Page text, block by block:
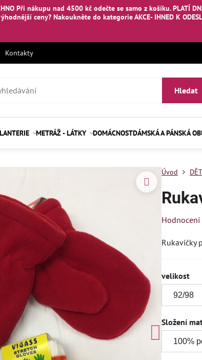
Při nákupu nad 4500 kč odečte se samo z košíku. PLATÍ
ceny? Nakouknětedo kategorie AKCE- IHNED K
Kontakty
Hledat
METRÁŽ - LÁTKY DOMÁCNOSTDÁMSKÁ A PÁNSKÁ
Úvod
Hodnocení
Rukavičky
velikost
Složení